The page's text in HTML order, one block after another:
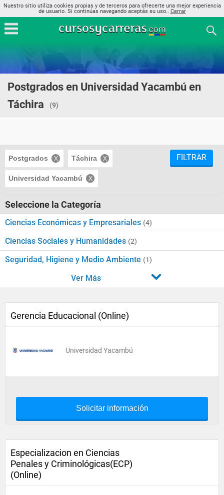
Nuestro sitio utiliza cookies propias y de terceros para ofrecerte una mejor experiencia
de usuario. Si continúas navegando aceptás su uso.. Cerrar
Postgrados en Universidad Yacambú en
Táchira
(9)
Postgrados Táchira
Universidad Yacambú
FILTRAR
Seleccione la Categoría
Ciencias Económicas y Empresariales (4)
Ciencias Sociales y Humanidades (2)
Seguridad, Higiene y Medio Ambiente (1)
Ver Más
Gerencia Educacional (Online)
Universidad Yacambú
Solicitar información
Especializacion en Ciencias
Penales y Criminológicas(ECP)
(Online)